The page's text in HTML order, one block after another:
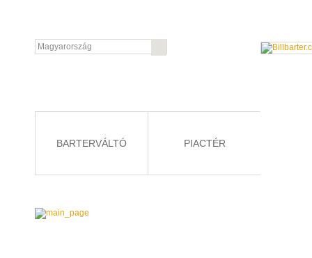
BARTERVÁLTÓ PIACTÉR